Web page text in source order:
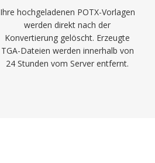
Ihre hochgeladenen POTX-Vorlagen
werden direkt nach der
Konvertierung gelöscht. Erzeugte
TGA-Dateien werden innerhalb von
24 Stunden vom Server entfernt.